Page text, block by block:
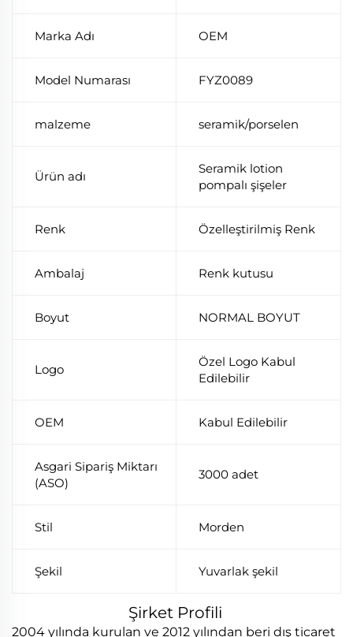
Marka Adı OEM
Model Numarası FYZ0089
malzeme seramik/porselen
Ürün adı
Seramik lotion
pompalı şişeler
Renk Özelleştirilmiş Renk
Ambalaj Renk kutusu
Boyut NORMAL BOYUT
Logo
Özel Logo Kabul
Edilebilir
OEM Kabul Edilebilir
Asgari Sipariş Miktarı
(ASO)
3000 adet
Stil Morden
Şekil Yuvarlak şekil
Şirket Profili
2004 yılında kurulan ve 2012 yılından beri dış ticaret